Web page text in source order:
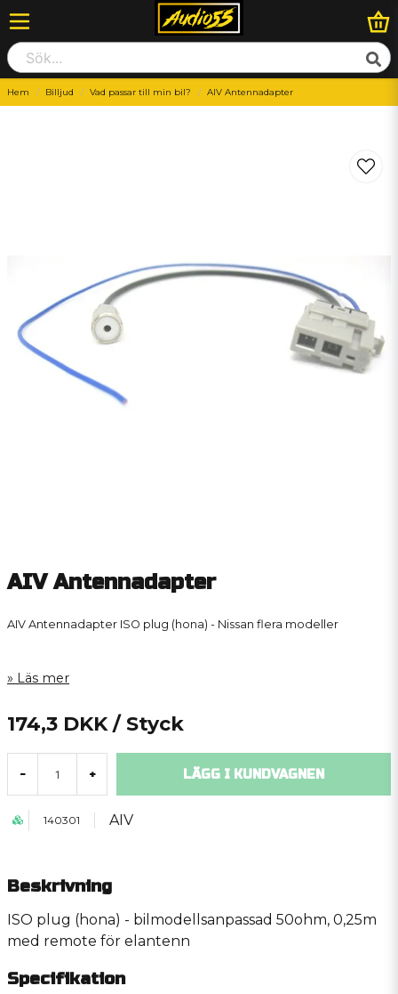
Hem Billjud Vad passar till min bil? AIV Antennadapter
AIV Antennadapter
AIV Antennadapter ISO plug (hona) - Nissan flera modeller
Läs mer
174,3 DKK / Styck
- + LÄGG I KUNDVAGNEN
140301 AIV
Beskrivning
ISO plug (hona) - bilmodellsanpassad 50ohm, 0,25m
med remote för elantenn
Specifikation